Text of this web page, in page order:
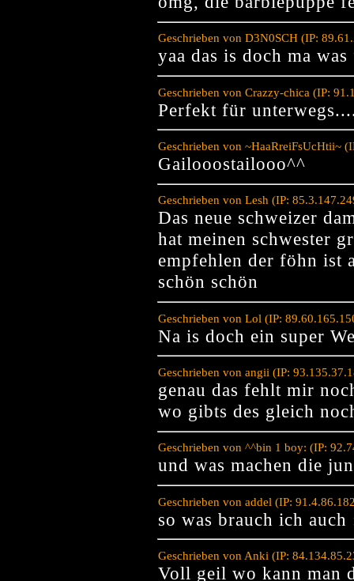
Geschrieben von D3N0SCH (IP:
yaa das is doch ma
Geschrieben von Crazzy-chica (IP:
Perfekt für
Geschrieben von ~HaaRreiFsUcHtii~
Gailooostailooo^^
Geschrieben von Lesh (IP:
Das neue schweizer
hat meinen schwester
empfehlen der föhn ist
schön schön
Geschrieben von Lol (IP:
Na is doch ein super
Geschrieben von angii (IP:
genau das fehlt mir
wo gibts des gleich
Geschrieben von ^^bin 1 boy: (IP:
und was machen die
Geschrieben von addel (IP:
so was brauch ich auch
Geschrieben von Anki (IP:
Voll geil wo kann man